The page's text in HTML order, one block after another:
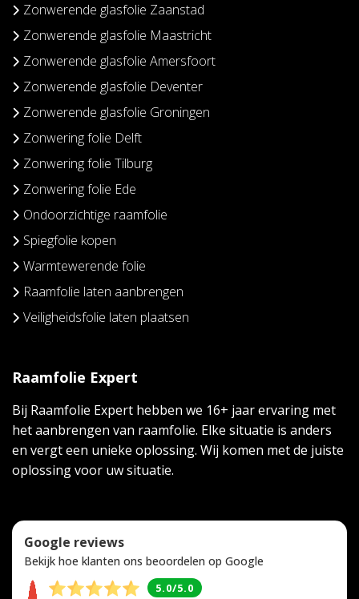
Zonwerende glasfolie Zaanstad
Zonwerende glasfolie Maastricht
Zonwerende glasfolie Amersfoort
Zonwerende glasfolie Deventer
Zonwerende glasfolie Groningen
Zonwering folie Delft
Zonwering folie Tilburg
Zonwering folie Ede
Ondoorzichtige raamfolie
Spiegfolie kopen
Warmtewerende folie
Raamfolie laten aanbrengen
Veiligheidsfolie laten plaatsen
Raamfolie Expert
Bij Raamfolie Expert hebben we 16+ jaar ervaring met
het aanbrengen van raamfolie. Elke situatie is anders
en vergt een unieke oplossing. Wij komen met de juiste
oplossing voor uw situatie.
Google reviews
Bekijk hoe klanten ons beoordelen op Google
5.0/5.0